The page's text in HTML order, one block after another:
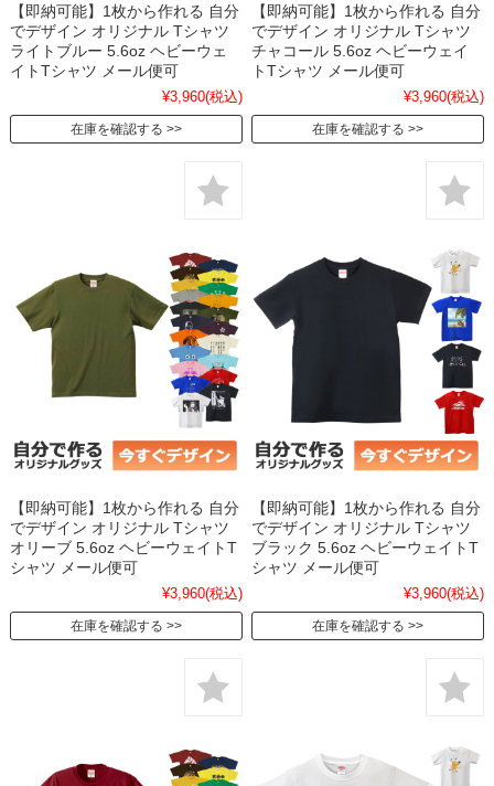
【即納可能】1枚から作れる 自分
でデザイン オリジナル Tシャツ
ライトブルー 5.6oz ヘビーウェ
イトTシャツ メール便可
¥3,960(税込)
在庫を確認する
【即納可能】1枚から作れる 自分
でデザイン オリジナル Tシャツ
チャコール 5.6oz ヘビーウェイ
トTシャツ メール便可
¥3,960(税込)
在庫を確認する
【即納可能】1枚から作れる 自分
でデザイン オリジナル Tシャツ
オリーブ 5.6oz ヘビーウェイトT
シャツ メール便可
¥3,960(税込)
在庫を確認する
【即納可能】1枚から作れる 自分
でデザイン オリジナル Tシャツ
ブラック 5.6oz ヘビーウェイトT
シャツ メール便可
¥3,960(税込)
在庫を確認する